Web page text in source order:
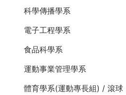
科學傳播學系
電子工程學系
食品科學系
運動事業管理學系
體育學系(運動專長組) / 滾球